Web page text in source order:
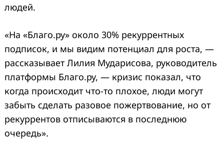
людей.
«На «Благо.ру» около 30% рекуррентных
подписок, и мы видим потенциал для роста, —
рассказывает Лилия Мударисова, руководитель
платформы Благо.ру, — кризис показал, что
когда происходит что-то плохое, люди могут
забыть сделать разовое пожертвование, но от
рекуррентов отписываются в последнюю
очередь».